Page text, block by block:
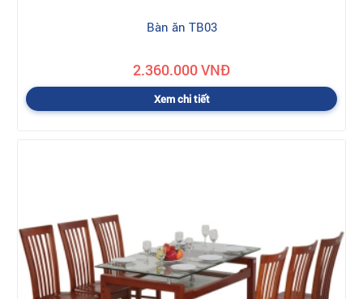
Bàn ăn TB03
2.360.000 VNĐ
Xem chi tiết